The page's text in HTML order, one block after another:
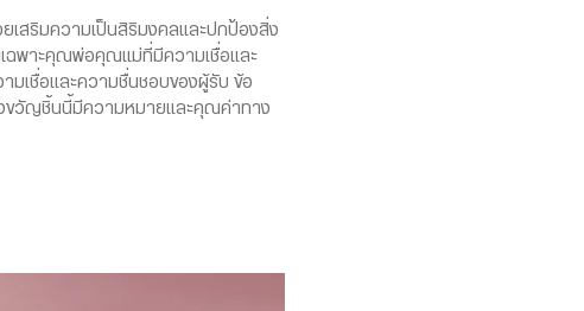
สริมความเป็นสิริมงคลและปกป้องสิ่ง
ฉพาะคุณพ่อคุณแม่ที่มีความเชื่อและ
เชื่อและความชื่นชอบของผู้รับ ข้อ
ขวัญชิ้นนี้มีความหมายและคุณค่าทาง